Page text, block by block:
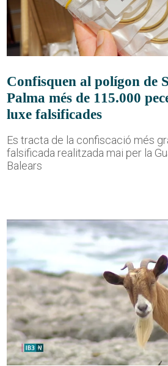
Confisquen al polígon de
Palma més de 115.000
luxe falsificades
Es tracta de la confiscació més
falsificada realitzada mai per la
Balears